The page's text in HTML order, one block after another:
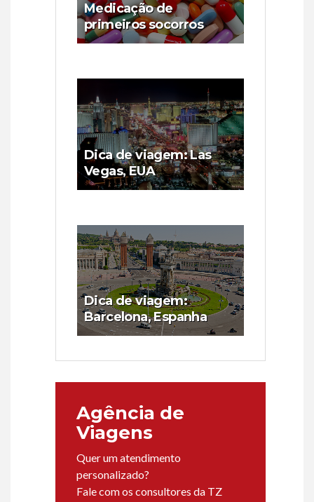
Medicação de
primeiros socorros
Dica de viagem: Las
Vegas, EUA
Dica de viagem:
Barcelona, Espanha
Agência de
Viagens
Quer um atendimento
personalizado?
Fale com os consultores da TZ